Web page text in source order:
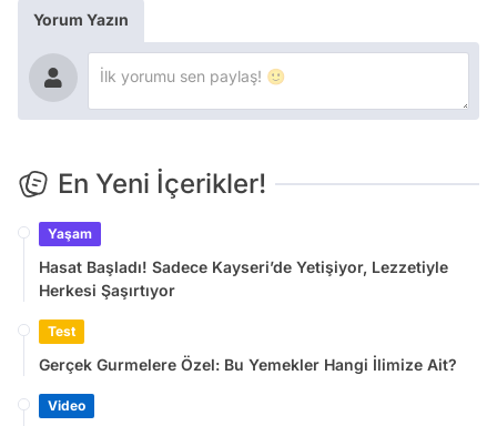
Yorum Yazın
En Yeni İçerikler!
Yaşam
Hasat Başladı! Sadece Kayseri’de Yetişiyor, Lezzetiyle
Herkesi Şaşırtıyor
Test
Gerçek Gurmelere Özel: Bu Yemekler Hangi İlimize Ait?
Video